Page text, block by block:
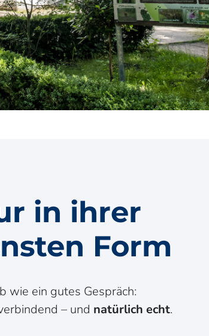
in ihrer
Form
wie ein gutes Gespräch:
– und natürlich echt.